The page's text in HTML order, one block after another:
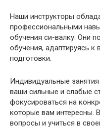
Наши инструкторы
профессиональными
обучения си-валку. Они
обучения, адаптируясь
подготовки.
Индивидуальные
ваши сильные и слабые
фокусироваться на
которые вам интересны.
вопросы и учиться в